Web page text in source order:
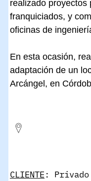
realizado proyectos
franquiciados, y
oficinas de
En esta ocasión,
adaptación de un
Arcángel, en
CLIENTE : Privado